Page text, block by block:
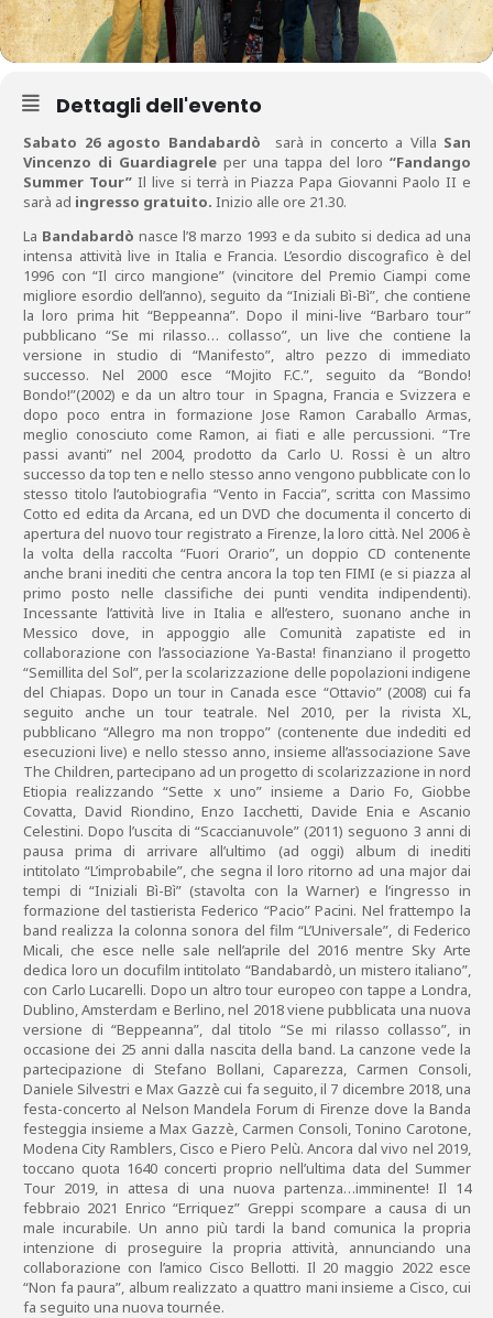
Dettagli dell'evento
Sabato 26 agosto Bandabardò sarà in concerto a Villa San
Vincenzo di Guardiagrele per una tappa del loro “Fandango
Summer Tour”Il live si terrà in Piazza Papa Giovanni Paolo II e
sarà ad ingresso gratuito. Inizio alle ore 21.30.
La Bandabardò nasce l’8 marzo 1993 e da subito si dedica ad una
intensa attività live in Italia e Francia. L’esordio discografico è del
1996 con “Il circo mangione” (vincitore del Premio Ciampi come
migliore esordio dell’anno), seguito da “Iniziali Bì-Bì”, che contiene
la loro prima hit “Beppeanna”. Dopo il mini-live “Barbaro tour”
pubblicano “Se mi rilasso… collasso”, un live che contiene la
versione in studio di “Manifesto”, altro pezzo di immediato
successo. Nel 2000 esce “Mojito F.C.”, seguito da “Bondo!
Bondo!”(2002) e da un altro tour in Spagna, Francia e Svizzera e
dopo poco entra in formazione Jose Ramon Caraballo Armas,
meglio conosciuto come Ramon, ai fiati e alle percussioni. “Tre
passi avanti” nel 2004, prodotto da Carlo U. Rossi è un altro
successo da top ten e nello stesso anno vengono pubblicate con lo
stesso titolo l’autobiografia “Vento in Faccia”, scritta con Massimo
Cotto ed edita da Arcana, ed un DVD che documenta il concerto di
apertura del nuovo tour registrato a Firenze, la loro città. Nel 2006 è
la volta della raccolta “Fuori Orario”, un doppio CD contenente
anche brani inediti che centra ancora la top ten FIMI (e si piazza al
primo posto nelle classifiche dei punti vendita indipendenti).
Incessante l’attività live in Italia e all’estero, suonano anche in
Messico dove, in appoggio alle Comunità zapatiste ed in
collaborazione con l’associazione Ya-Basta! finanziano il progetto
“Semillita del Sol”, per la scolarizzazione delle popolazioni indigene
del Chiapas. Dopo un tour in Canada esce “Ottavio” (2008) cui fa
seguito anche un tour teatrale. Nel 2010, per la rivista XL,
pubblicano “Allegro ma non troppo” (contenente due indediti ed
esecuzioni live) e nello stesso anno, insieme all’associazione Save
The Children, partecipano ad un progetto di scolarizzazione in nord
Etiopia realizzando “Sette x uno” insieme a Dario Fo, Giobbe
Covatta, David Riondino, Enzo Iacchetti, Davide Enia e Ascanio
Celestini. Dopo l’uscita di “Scaccianuvole” (2011) seguono 3 anni di
pausa prima di arrivare all’ultimo (ad oggi) album di inediti
intitolato “L’improbabile”, che segna il loro ritorno ad una major dai
tempi di “Iniziali Bì-Bì” (stavolta con la Warner) e l’ingresso in
formazione del tastierista Federico “Pacio” Pacini. Nel frattempo la
band realizza la colonna sonora del film “L’Universale”, di Federico
Micali, che esce nelle sale nell’aprile del 2016 mentre Sky Arte
dedica loro un docufilm intitolato “Bandabardò, un mistero italiano”,
con Carlo Lucarelli. Dopo un altro tour europeo con tappe a Londra,
Dublino, Amsterdam e Berlino, nel 2018 viene pubblicata una nuova
versione di “Beppeanna”, dal titolo “Se mi rilasso collasso”, in
occasione dei 25 anni dalla nascita della band. La canzone vede la
partecipazione di Stefano Bollani, Caparezza, Carmen Consoli,
Daniele Silvestri e Max Gazzè cui fa seguito, il 7 dicembre 2018, una
festa-concerto al Nelson Mandela Forum di Firenze dove la Banda
festeggia insieme a Max Gazzè, Carmen Consoli, Tonino Carotone,
Modena City Ramblers, Cisco e Piero Pelù. Ancora dal vivo nel 2019,
toccano quota 1640 concerti proprio nell’ultima data del Summer
Tour 2019, in attesa di una nuova partenza…imminente! Il 14
febbraio 2021 Enrico “Erriquez” Greppi scompare a causa di un
male incurabile. Un anno più tardi la band comunica la propria
intenzione di proseguire la propria attività, annunciando una
collaborazione con l’amico Cisco Bellotti. Il 20 maggio 2022 esce
“Non fa paura”, album realizzato a quattro mani insieme a Cisco, cui
fa seguito una nuova tournée.